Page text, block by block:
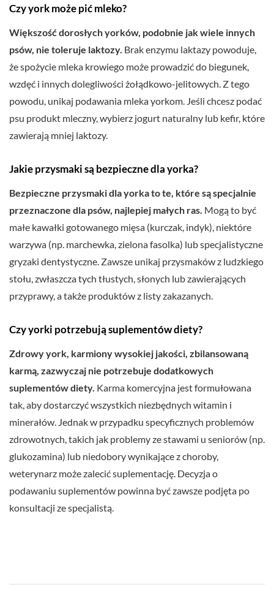
Czy york może pić mleko?
Większość dorosłych yorków, podobnie jak wiele innych
psów, nie toleruje laktozy. Brak enzymu laktazy powoduje,
że spożycie mleka krowiego może prowadzić do biegunek,
wzdęć i innych dolegliwości żołądkowo-jelitowych. Z tego
powodu, unikaj podawania mleka yorkom. Jeśli chcesz podać
psu produkt mleczny, wybierz jogurt naturalny lub kefir, które
zawierają mniej laktozy.
Jakie przysmaki są bezpieczne dla yorka?
Bezpieczne przysmaki dla yorka to te, które są specjalnie
przeznaczone dla psów, najlepiej małych ras. Mogą to być
małe kawałki gotowanego mięsa (kurczak, indyk), niektóre
warzywa (np. marchewka, zielona fasolka) lub specjalistyczne
gryzaki dentystyczne. Zawsze unikaj przysmaków z ludzkiego
stołu, zwłaszcza tych tłustych, słonych lub zawierających
przyprawy, a także produktów z listy zakazanych.
Czy yorki potrzebują suplementów diety?
Zdrowy york, karmiony wysokiej jakości, zbilansowaną
karmą, zazwyczaj nie potrzebuje dodatkowych
suplementów diety. Karma komercyjna jest formułowana
tak, aby dostarczyć wszystkich niezbędnych witamin i
minerałów. Jednak w przypadku specyficznych problemów
zdrowotnych, takich jak problemy ze stawami u seniorów (np.
glukozamina) lub niedobory wynikające z choroby,
weterynarz może zalecić suplementację. Decyzja o
podawaniu suplementów powinna być zawsze podjęta po
konsultacji ze specjalistą.